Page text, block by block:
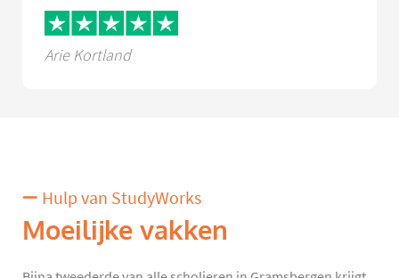
Arie Kortland
Hulp van StudyWorks
Moeilijke vakken